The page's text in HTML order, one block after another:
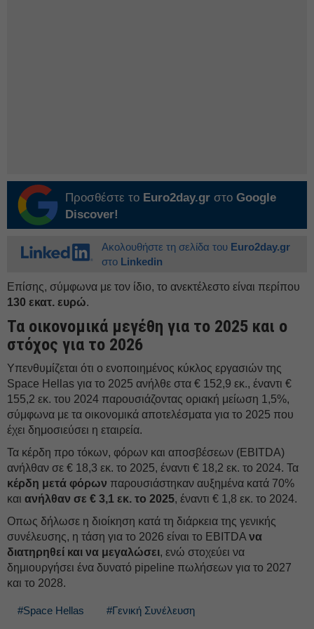
Προσθέστε το Euro2day.gr στο Google
Discover!
Ακολουθήστε τη σελίδα του Euro2day.gr
στο Linkedin
Επίσης, σύμφωνα με τον ίδιο, το ανεκτέλεστο είναι περίπου
130 εκατ. ευρώ.
Τα οικονομικά μεγέθη για το 2025 και ο
στόχος για το 2026
Υπενθυμίζεται ότι ο ενοποιημένος κύκλος εργασιών της
Space Hellas για το 2025 ανήλθε στα € 152,9 εκ., έναντι €
155,2 εκ. του 2024 παρουσιάζοντας οριακή μείωση 1,5%,
σύμφωνα με τα οικονομικά αποτελέσματα για το 2025 που
έχει δημοσιεύσει η εταιρεία.
Τα κέρδη προ τόκων, φόρων και αποσβέσεων (EBITDA)
ανήλθαν σε € 18,3 εκ. το 2025, έναντι € 18,2 εκ. το 2024. Τα
κέρδη μετά φόρων παρουσιάστηκαν αυξημένα κατά 70%
και ανήλθαν σε € 3,1 εκ. το 2025, έναντι € 1,8 εκ. το 2024.
Οπως δήλωσε η διοίκηση κατά τη διάρκεια της γενικής
συνέλευσης, η τάση για το 2026 είναι το EBITDA να
διατηρηθεί και να μεγαλώσει, ενώ στοχεύει να
δημιουργήσει ένα δυνατό pipeline πωλήσεων για το 2027
και το 2028.
#Space Hellas #Γενική Συνέλευση